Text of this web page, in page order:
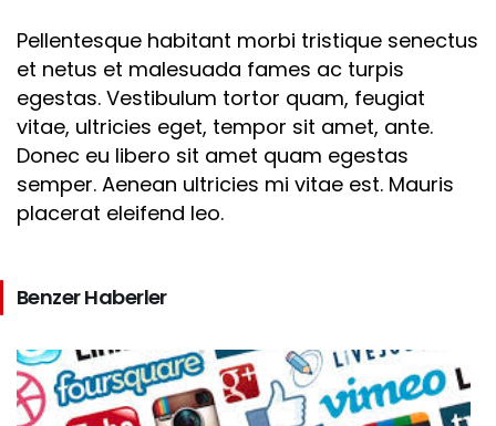
Pellentesque habitant morbi tristique senectus
et netus et malesuada fames ac turpis
egestas. Vestibulum tortor quam, feugiat
vitae, ultricies eget, tempor sit amet, ante.
Donec eu libero sit amet quam egestas
semper. Aenean ultricies mi vitae est. Mauris
placerat eleifend leo.
Benzer Haberler